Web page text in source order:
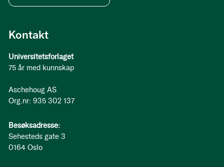
Kontakt
Universitetsforlaget
75 år med kunnskap
Aschehoug AS
Org.nr: 935 302 137
Besøksadresse:
Sehesteds gate 3
0164 Oslo